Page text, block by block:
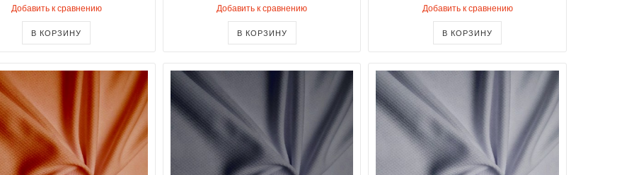
Добавить к сравнению
В КОРЗИНУ
Добавить к сравнению
В КОРЗИНУ
Добавить к сравнению
В КОРЗИНУ